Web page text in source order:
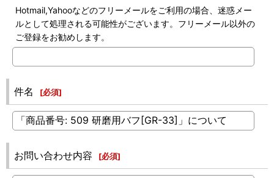
Hotmail,Yahooなどのフリーメールをご利用の場合、迷惑メー
ルとして処理される可能性がございます。フリーメール以外の
ご登録をお勧めします。
件名 [必須]
お問い合わせ内容 [必須]